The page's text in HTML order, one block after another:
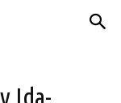
Ida-